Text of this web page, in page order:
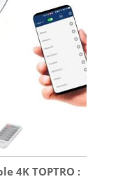
Wowlink W210
de type base
clairs et des
Le
librement à
à votre
au mur ou au
pouce est
le fixer sur un
ou au mur.
the colors and
friends are
is a
world.
4K TOPTRO :